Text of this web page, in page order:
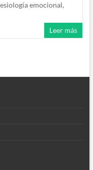
emocional,
Leer más